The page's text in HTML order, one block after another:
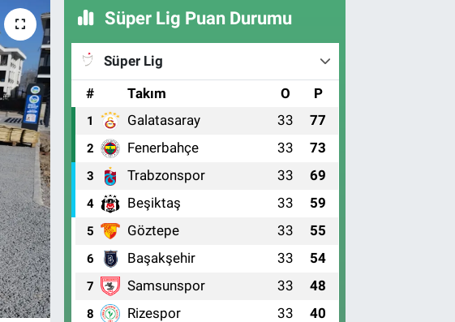
Süper Lig Puan Durumu
Süper Lig
#
Takım O P
1 Galatasaray 33 77
2 Fenerbahçe 33 73
3 Trabzonspor 33 69
4 Beşiktaş 33 59
5 Göztepe 33 55
6 Başakşehir 33 54
7 Samsunspor 33 48
8 Rizespor 33 40